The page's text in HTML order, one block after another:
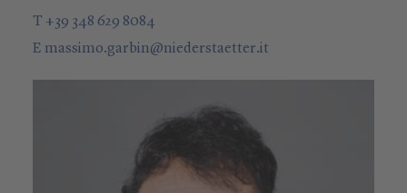
T +39 348 629 8084
E massimo.garbin@niederstaetter.it